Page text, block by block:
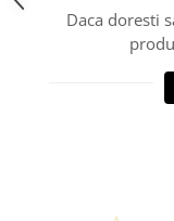
Daca doresti